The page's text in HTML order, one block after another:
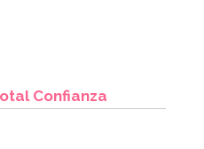
Confianza